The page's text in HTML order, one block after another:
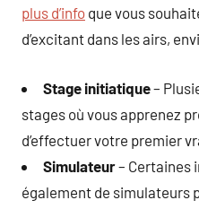
plus d’info que vous
d’excitant dans les airs,
Stage initiatique–
stages où vous apprenez
d’effectuer votre premier
Simulateur– Certaines
également de simulateurs